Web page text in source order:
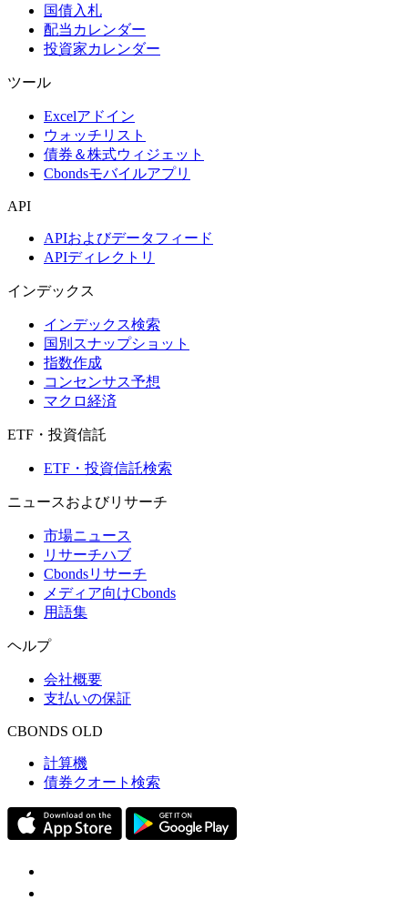
国債入札
配当カレンダー
投資家カレンダー
ツール
Excelアドイン
ウォッチリスト
債券＆株式ウィジェット
Cbondsモバイルアプリ
API
APIおよびデータフィード
APIディレクトリ
インデックス
インデックス検索
国別スナップショット
指数作成
コンセンサス予想
マクロ経済
ETF・投資信託
ETF・投資信託検索
ニュースおよびリサーチ
市場ニュース
リサーチハブ
Cbondsリサーチ
メディア向けCbonds
用語集
ヘルプ
会社概要
支払いの保証
CBONDS OLD
計算機
債券クオート検索